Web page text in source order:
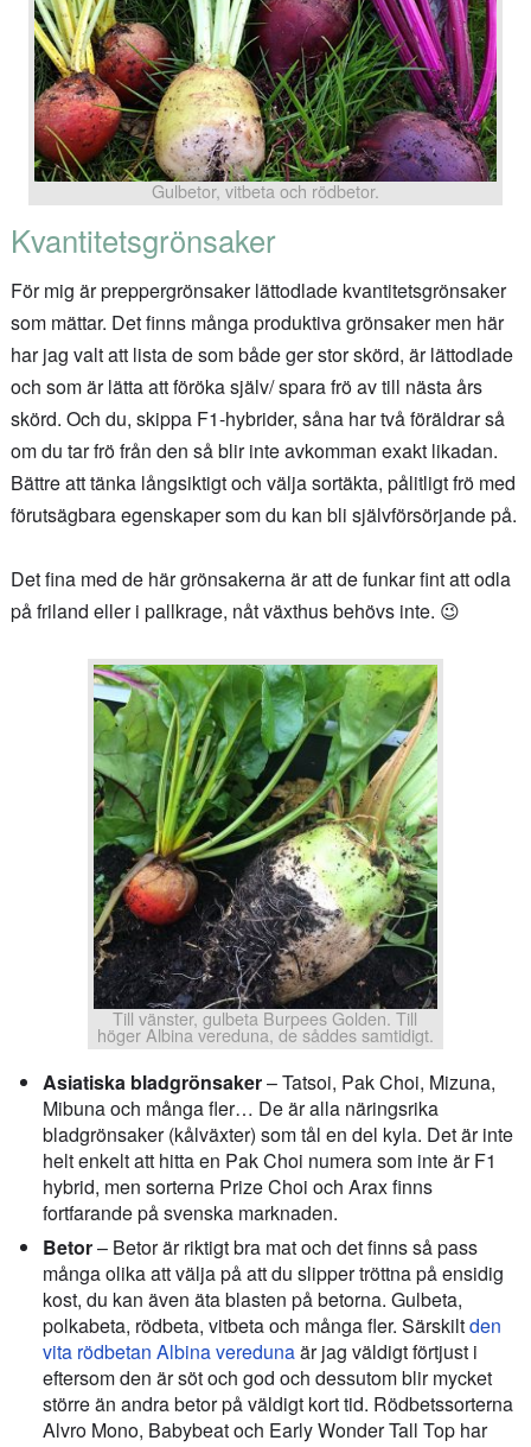
Gulbetor, vitbeta och rödbetor.
Kvantitetsgrönsaker
För mig är preppergrönsaker lättodlade kvantitetsgrönsaker
som mättar. Det finns många produktiva grönsaker men här
har jag valt att lista de som både ger stor skörd, är lättodlade
och som är lätta att föröka själv/ spara frö av till nästa års
skörd. Och du, skippa F1-hybrider, såna har två föräldrar så
om du tar frö från den så blir inte avkomman exakt likadan.
Bättre att tänka långsiktigt och välja sortäkta, pålitligt frö med
förutsägbara egenskaper som du kan bli självförsörjande på.
Det fina med de här grönsakerna är att de funkar fint att odla
på friland eller i pallkrage, nåt växthus behövs inte. 😉
Till vänster, gulbeta Burpees Golden. Till
höger Albina vereduna, de såddes samtidigt.
Asiatiska bladgrönsaker– Tatsoi, Pak Choi, Mizuna,
Mibuna och många fler… De är alla näringsrika
bladgrönsaker (kålväxter) som tål en del kyla. Det är inte
helt enkelt att hitta en Pak Choi numera som inte är F1
hybrid, men sorterna Prize Choi och Arax finns
fortfarande på svenska marknaden.
Betor– Betor är riktigt bra mat och det finns så pass
många olika att välja på att du slipper tröttna på ensidig
kost, du kan även äta blasten på betorna. Gulbeta,
polkabeta, rödbeta, vitbeta och många fler. Särskiltden
vita rödbetan Albina veredunaär jag väldigt förtjust i
eftersom den är söt och god och dessutom blir mycket
större än andra betor på väldigt kort tid. Rödbetssorterna
Alvro Mono, Babybeat och Early Wonder Tall Top har